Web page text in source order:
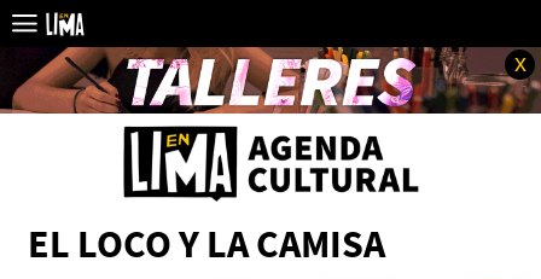
x
EL LOCO Y LA CAMISA